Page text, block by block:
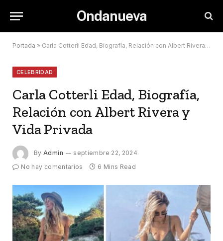
Ondanueva
Portada » Carla Cotterli Edad, Biografía, Relación con Albert Rivera y Vida Privada
CELEBRIDAD
Carla Cotterli Edad, Biografía,
Relación con Albert Rivera y
Vida Privada
By Admin
septiembre 22, 2024
No hay comentarios
6 Mins Read